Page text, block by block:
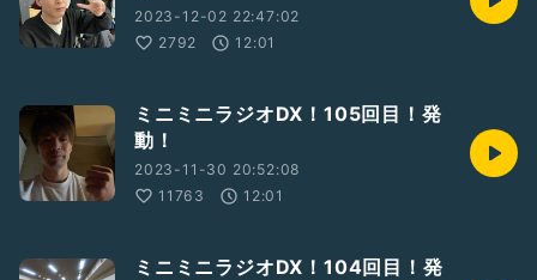
2023-12-02 22:47:02
2792
12:01
ミニミニラジオDX！105回目！発
動！
2023-11-30 20:52:08
11763
12:01
ミニミニラジオDX！104回目！発